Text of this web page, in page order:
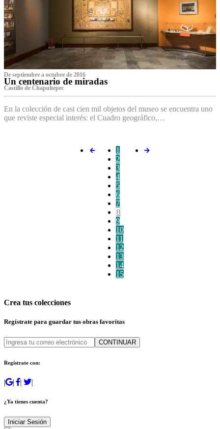
De septiembre a octubre de 2016
Un centenario de miradas
Castillo de Chapultepec
En la colección de casi cien mil objetos del museo se encuentra uno
que reviste especial interés: el Cuadro geográfico,…
1
2
3
4
5
6
7
8
9
10
11
12
13
14
15
Crea tus colecciones
Regístrate para guardar tus obras favoritas
CONTINUAR
Regístrate con:
| | | |
¿Ya tienes cuenta?
Iniciar Sesión